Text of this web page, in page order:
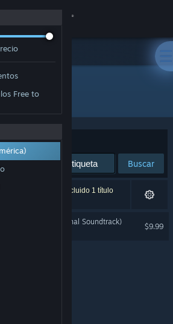
Steam Mobile
Free to
Media
Buscar
búsqueda. Se ha excluido 1 título
Outlaw (Original Soundtrack)
$9.99